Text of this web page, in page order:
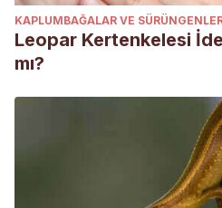
KAPLUMBAĞALAR VE
Leopar Kertenkelesi
mı?